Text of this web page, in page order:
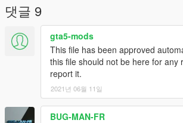
댓글 9
gta5-mods
This file has been approved
this file should not be here for any
report it.
2021년 06월 11일
BUG-MAN-FR